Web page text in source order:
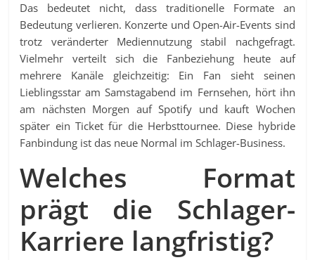
Das bedeutet nicht, dass traditionelle Formate an
Bedeutung verlieren. Konzerte und Open-Air-Events sind
trotz veränderter Mediennutzung stabil nachgefragt.
Vielmehr verteilt sich die Fanbeziehung heute auf
mehrere Kanäle gleichzeitig: Ein Fan sieht seinen
Lieblingsstar am Samstagabend im Fernsehen, hört ihn
am nächsten Morgen auf Spotify und kauft Wochen
später ein Ticket für die Herbsttournee. Diese hybride
Fanbindung ist das neue Normal im Schlager-Business.
Welches Format
prägt die Schlager-
Karriere langfristig?